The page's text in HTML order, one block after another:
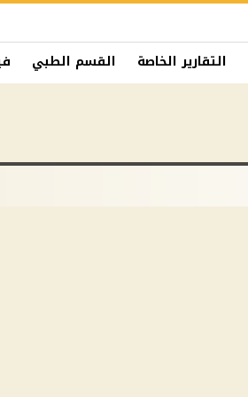
التقارير الخاصة القسم الطبي